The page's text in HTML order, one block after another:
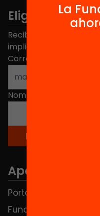
Elige equidad
Recibe contenidos,
implicarte.
Correo electrónico
Nombre
Apartados
Portada
Fundación
La